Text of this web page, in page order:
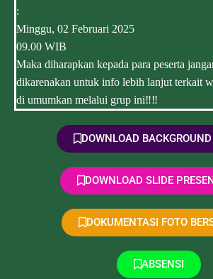
:
Minggu, 02 Februari 2025
09.00 WIB
Maka diharapkan kepada para peserta
dikarenakan untuk info lebih lanjut terkait
di umumkan melalui grup ini‼️‼️
DOWNLOAD
DOWNLOAD SLIDE
DOKUMENTASI FOTO
ABSENSI